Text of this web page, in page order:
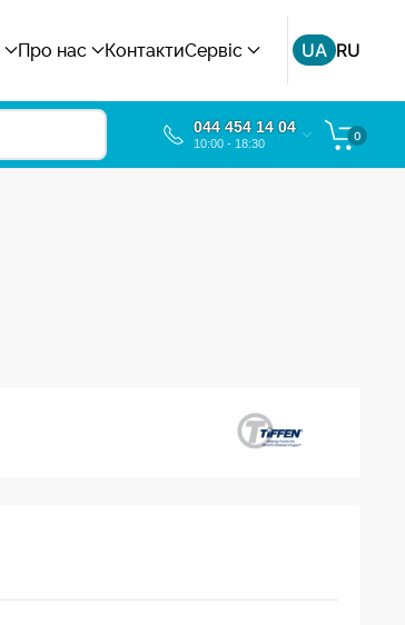
Про нас КонтактиСервіс UA RU
044 454 14 04
10:00 - 18:30
0